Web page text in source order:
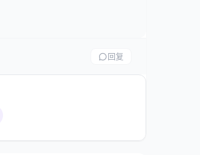
回复